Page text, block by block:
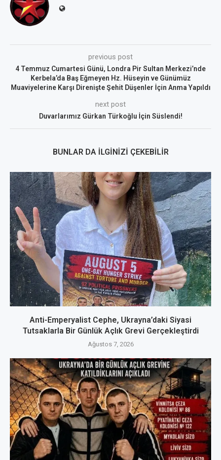
previous post
4 Temmuz Cumartesi Günü, Londra Pir Sultan Merkezi’nde
Kerbela’da Baş Eğmeyen Hz. Hüseyin ve Günümüz
Muaviyelerine Karşı Direnişte Şehit Düşenler İçin Anma Yapıldı
next post
Duvarlarımız Gürkan Türkoğlu İçin Süslendi!
BUNLAR DA İLGINIZI ÇEKEBILIR
Anti-Emperyalist Cephe, Ukrayna’daki Siyasi
Tutsaklarla Bir Günlük Açlık Grevi Gerçekleştirdi
Ağustos 7, 2026